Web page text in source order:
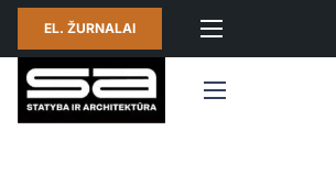
EL. ŽURNALAI